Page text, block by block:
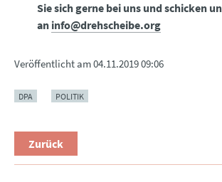
Sie sich gerne bei uns und schicken
an info@drehscheibe.org
Veröffentlicht am04.11.2019 09:06
DPA POLITIK
Zurück